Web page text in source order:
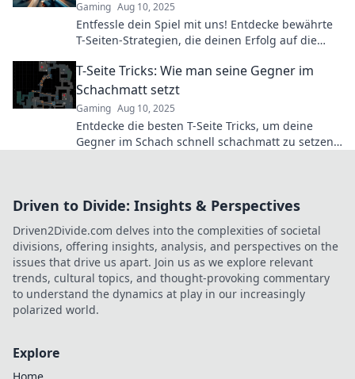
Gaming Aug 10, 2025
Entfessle dein Spiel mit uns! Entdecke bewährte
T-Seiten-Strategien, die deinen Erfolg auf die
T-Seite Tricks: Wie man seine Gegner im
Schachmatt setzt
Gaming Aug 10, 2025
Entdecke die besten T-Seite Tricks, um deine
Gegner im Schach schnell schachmatt zu setzen!
Driven to Divide: Insights & Perspectives
Driven2Divide.com delves into the complexities of societal
divisions, offering insights, analysis, and perspectives on the
issues that drive us apart. Join us as we explore relevant
trends, cultural topics, and thought-provoking commentary
to understand the dynamics at play in our increasingly
polarized world.
Explore